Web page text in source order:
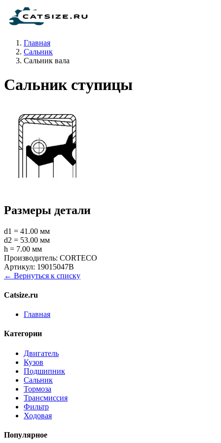
Главная
Сальник
Сальник вала
Сальник ступицы
Размеры детали
d1 = 41.00 мм
d2 = 53.00 мм
h = 7.00 мм
Производитель: CORTECO
Артикул: 19015047B
← Вернуться к списку
Catsize.ru
Главная
Категории
Двигатель
Кузов
Подшипник
Сальник
Тормоза
Трансмиссия
Фильтр
Ходовая
Популярное